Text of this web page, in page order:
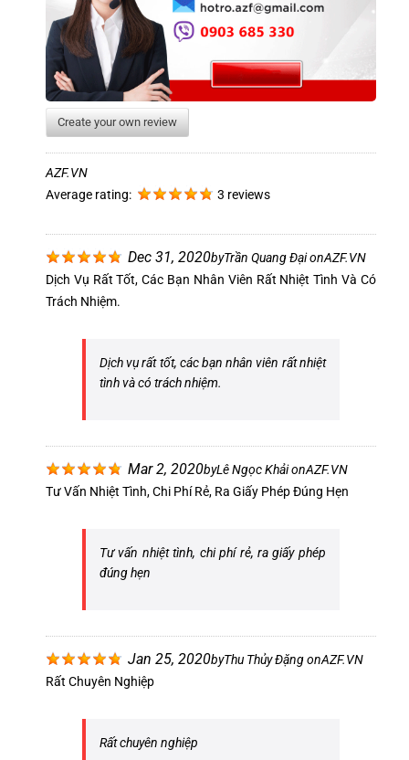
Create your own review
AZF.VN
Average rating:
3 reviews
Dec 31, 2020byTrần Quang ĐạionAZF.VN
Dịch Vụ Rất Tốt, Các Bạn Nhân Viên Rất Nhiệt Tình Và Có
Trách Nhiệm.
Dịch vụ rất tốt, các bạn nhân viên rất nhiệt
tình và có trách nhiệm.
Mar 2, 2020byLê Ngọc KhảionAZF.VN
Tư Vấn Nhiệt Tình, Chi Phí Rẻ, Ra Giấy Phép Đúng Hẹn
Tư vấn nhiệt tình, chi phí rẻ, ra giấy phép
đúng hẹn
Jan 25, 2020byThu Thủy ĐặngonAZF.VN
Rất Chuyên Nghiệp
Rất chuyên nghiệp